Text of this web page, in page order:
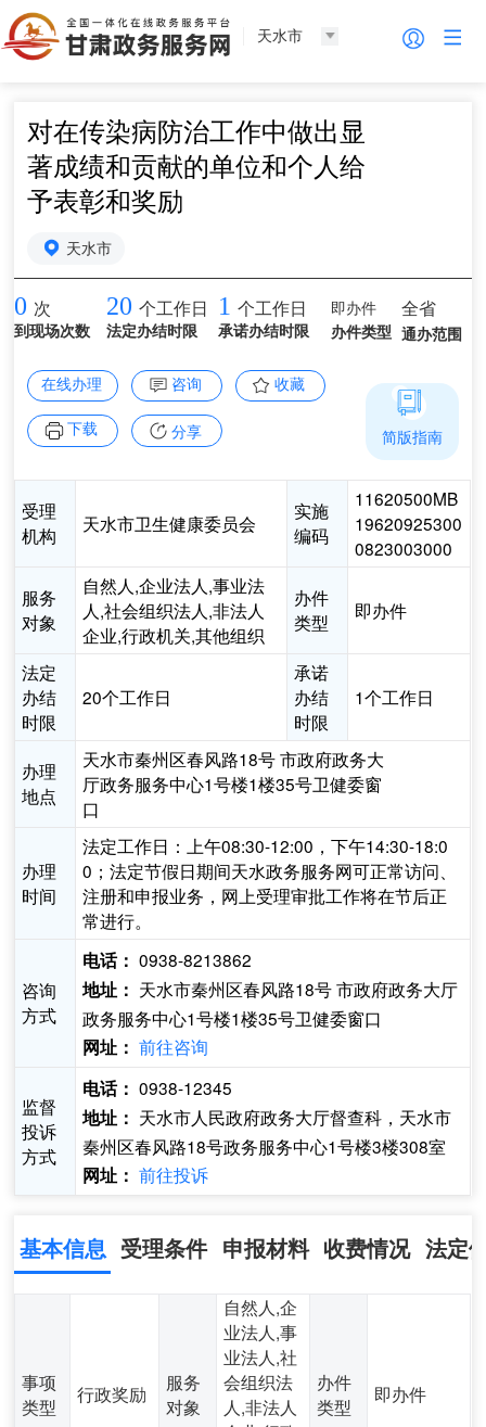
天水市
对在传染病防治工作中做出显
著成绩和贡献的单位和个人给
予表彰和奖励
天水市
0 次
到现场次数
20 个工作日
法定办结时限
1 个工作日
承诺办结时限
即办件
办件类型
全省
通办范围
在线办理 咨询 收藏
下载 分享
受理
机构
天水市卫生健康委员会
实施
编码
11620500MB
19620925300
0823003000
服务
对象
自然人,企业法人,事业法
人,社会组织法人,非法人
企业,行政机关,其他组织
办件
类型
即办件
法定
办结
时限
20个工作日
承诺
办结
时限
1个工作日
办理
地点
天水市秦州区春风路18号 市政府政务大
厅政务服务中心1号楼1楼35号卫健委窗
口
办理
时间
法定工作日：上午08:30-12:00，下午14:30-18:0
0；法定节假日期间天水政务服务网可正常访问、
注册和申报业务，网上受理审批工作将在节后正
常进行。
咨询
方式
电话： 0938-8213862
地址： 天水市秦州区春风路18号 市政府政务大厅
政务服务中心1号楼1楼35号卫健委窗口
网址： 前往咨询
监督
投诉
方式
电话： 0938-12345
地址： 天水市人民政府政务大厅督查科，天水市
秦州区春风路18号政务服务中心1号楼3楼308室
网址： 前往投诉
简版指南
基本信息 受理条件 申报材料 收费情况 法定
事项
类型
行政奖励
服务
对象
自然人,企
业法人,事
业法人,社
会组织法
人,非法人
办件
类型
即办件